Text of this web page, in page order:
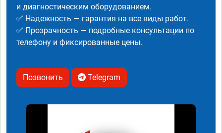
и диагностическим оборудованием.
✅ Надежность — гарантия на все виды работ.
✅ Прозрачность — подробные консультации по
телефону и фиксированные цены.
Позвонить Telegram